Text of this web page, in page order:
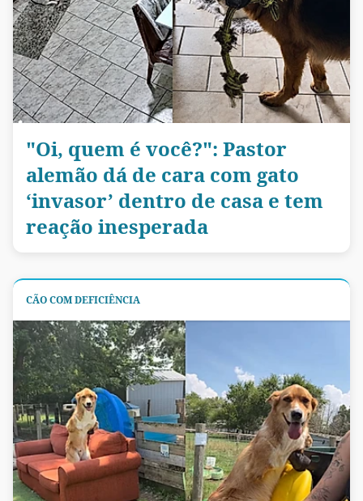
"Oi, quem é você?": Pastor
alemão dá de cara com gato
‘invasor’ dentro de casa e tem
reação inesperada
CÃO COM DEFICIÊNCIA